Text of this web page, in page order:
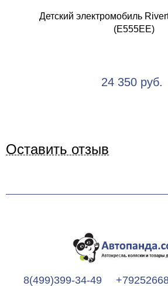
Детский электромобиль
(E555EE)
24 350 руб.
Оставить отзыв
8(499)399-34-49